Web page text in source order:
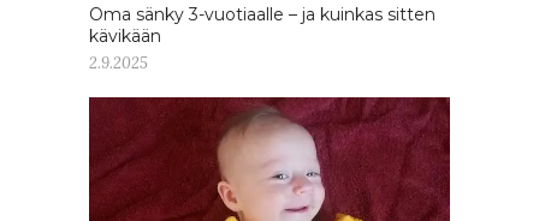
Oma sänky 3-vuotiaalle – ja kuinkas sitten
kävikään
2.9.2025